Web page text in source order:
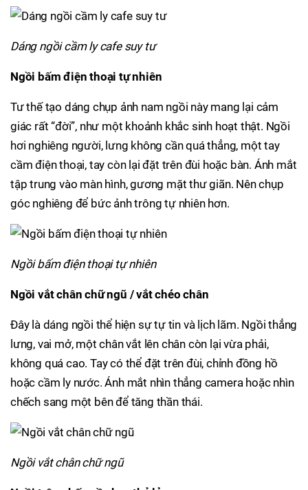
Dáng ngồi cầm ly cafe suy tư
Ngồi bấm điện thoại tự nhiên
Tư thế tạo dáng chụp ảnh nam ngồi này mang lại cảm
giác rất “đời”, như một khoảnh khắc sinh hoạt thật. Ngồi
hơi nghiêng người, lưng không cần quá thẳng, một tay
cầm điện thoại, tay còn lại đặt trên đùi hoặc bàn. Ánh mắt
tập trung vào màn hình, gương mặt thư giãn. Nên chụp
góc nghiêng để bức ảnh trông tự nhiên hơn.
Ngồi bấm điện thoại tự nhiên
Ngồi vắt chân chữ ngũ / vắt chéo chân
Đây là dáng ngồi thể hiện sự tự tin và lịch lãm. Ngồi thẳng
lưng, vai mở, một chân vắt lên chân còn lại vừa phải,
không quá cao. Tay có thể đặt trên đùi, chỉnh đồng hồ
hoặc cầm ly nước. Ánh mắt nhìn thẳng camera hoặc nhìn
chếch sang một bên để tăng thần thái.
Ngồi vắt chân chữ ngũ